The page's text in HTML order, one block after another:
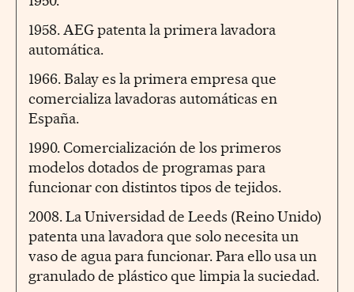
1958. AEG patenta la primera lavadora
automática.
1966. Balay es la primera empresa que
comercializa lavadoras automáticas en
España.
1990. Comercialización de los primeros
modelos dotados de programas para
funcionar con distintos tipos de tejidos.
2008. La Universidad de Leeds (Reino Unido)
patenta una lavadora que solo necesita un
vaso de agua para funcionar. Para ello usa un
granulado de plástico que limpia la suciedad.